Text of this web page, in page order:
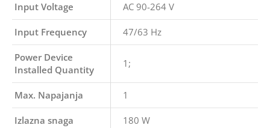
Input Voltage AC 90-264 V
Input Frequency 47/63 Hz
Power Device
Installed Quantity
1;
Max. Napajanja 1
Izlazna snaga 180 W